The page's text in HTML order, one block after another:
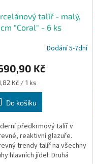
talíř - malý,
cm "Coral" - 6 ks
Dodání 5-7dní
Kč
Kč / 1 ks
Do košíku
předkrmový talíř v
reaktivní glazuře.
trendy talíř na všechny
hlavních jídel. Druhá